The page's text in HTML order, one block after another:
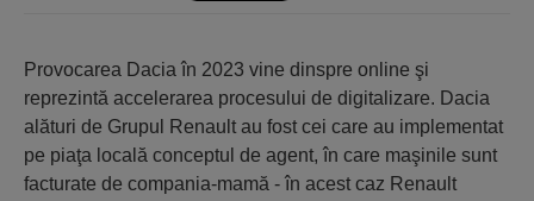
Provocarea Dacia în 2023 vine dinspre online şi
reprezintă acce­lera­rea procesului de digita­lizare. Dacia
alături de Grupul Renault au fost cei care au implementat
pe piaţa locală con­ceptul de agent, în care maşinile sunt
facturate de compania-mamă - în acest caz Renault